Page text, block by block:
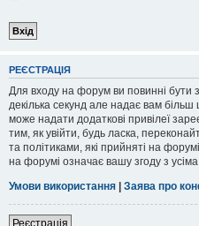
РЕЄСТРАЦІЯ
Для входу на форум ви повинні бути
декілька секунд але надає вам
може надати додаткові привілеї
тим, як увійти, будь ласка,
та політиками, які прийняті на
на форумі означає вашу згоду з
Умови використання | Заява про
Реєстрація